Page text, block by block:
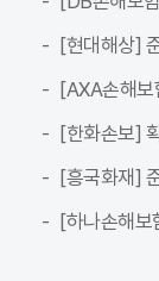
[현대해상]
[AXA손해
[한화손보]
[흥국화재]
[하나손해